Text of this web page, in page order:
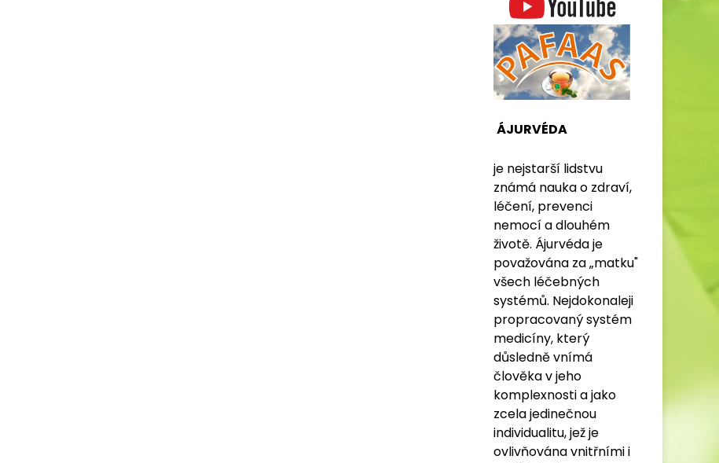
ÁJURVÉDA
je nejstarší lidstvu
známá nauka o zdraví,
léčení, prevenci
nemocí a dlouhém
životě. Ájurvéda je
považována za „matku"
všech léčebných
systémů. Nejdokonaleji
propracovaný systém
medicíny, který
důsledně vnímá
člověka v jeho
komplexnosti a jako
zcela jedinečnou
individualitu, jež je
ovlivňována vnitřními i